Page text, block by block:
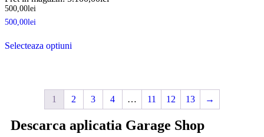
500,00lei
500,00lei
Selecteaza optiuni
1 2 3 4 … 11 12 13 →
Descarca aplicatia Garage Shop